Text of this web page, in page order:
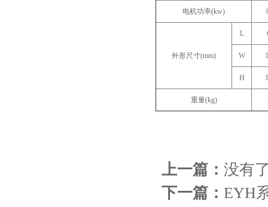
电机功率(kw)
外形尺寸(mm)
L
W
H
重量(kg)
上一篇： 没有
下一篇： EYH